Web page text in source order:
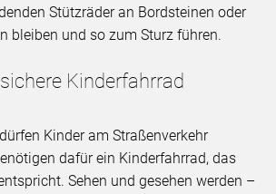
Stützräder an Bordsteinen oder
bleiben und so zum Sturz führen.
Kinderfahrrad
Kinder am Straßenverkehr
dafür ein Kinderfahrrad, das
Sehen und gesehen werden –